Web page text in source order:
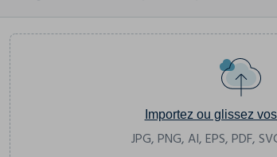
Importez ou glissez
JPG, PNG, AI, EPS, PDF,